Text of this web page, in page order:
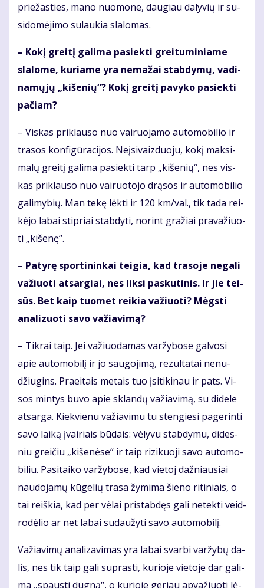
prie­žas­ties, ma­no nuo­mo­ne, dau­giau da­ly­vių ir su­
si­do­mė­ji­mo su­lau­kia sla­lo­mas.
– Ko­kį grei­tį ga­li­ma pa­siek­ti grei­tu­mi­nia­me
sla­lo­me, ku­ria­me yra ne­ma­žai stab­dy­mų, va­di­
na­mų­jų „ki­še­nių“? Ko­kį grei­tį pa­vy­ko pa­siek­ti
pa­čiam?
– Vis­kas pri­klau­so nuo vai­ruo­ja­mo au­to­mo­bi­lio ir
tra­sos kon­fi­gū­ra­ci­jos. Ne­įsi­vaiz­duo­ju, ko­kį mak­si­
ma­lų grei­tį ga­li­ma pa­siek­ti tarp „ki­še­nių“, nes vis­
kas pri­klau­so nuo vai­ruo­to­jo drą­sos ir au­to­mo­bi­lio
ga­li­my­bių. Man te­kę lėk­ti ir 120 km/val., tik ta­da rei­
kė­jo la­bai stip­riai stab­dy­ti, no­rint gra­žiai pra­va­žiuo­
ti „ki­še­nę“.
– Pa­ty­rę spor­ti­nin­kai tei­gia, kad tra­so­je ne­ga­li
va­žiuo­ti at­sar­giai, nes lik­si pas­ku­ti­nis. Ir jie tei­
sūs. Bet kaip tuo­met rei­kia va­žiuo­ti? Mėgs­ti
ana­li­zuo­ti sa­vo va­žia­vi­mą?
– Tik­rai taip. Jei va­žiuo­da­mas var­žy­bo­se gal­vo­si
apie au­to­mo­bi­lį ir jo sau­go­ji­mą, re­zul­ta­tai ne­nu­
džiu­gins. Pra­ei­tais me­tais tuo įsi­ti­ki­nau ir pats. Vi­
sos min­tys bu­vo apie sklan­dų va­žia­vi­mą, su di­de­le
at­sar­ga. Kiek­vie­nu va­žia­vi­mu tu sten­gie­si pa­ge­rin­ti
sa­vo lai­ką įvai­riais bū­dais: vė­ly­vu stab­dy­mu, di­des­
niu grei­čiu „ki­še­nė­se“ ir taip ri­zi­kuo­ji sa­vo au­to­mo­
bi­liu. Pa­si­tai­ko var­žy­bo­se, kad vie­toj daž­niau­siai
nau­do­ja­mų kū­ge­lių tra­sa žy­mi­ma šie­no ri­ti­niais, o
tai reiš­kia, kad per vė­lai pri­stab­dęs ga­li ne­tek­ti veid­
ro­dė­lio ar net la­bai su­dau­žy­ti sa­vo au­to­mo­bi­lį.
Va­žia­vi­mų ana­li­za­vi­mas yra la­bai svar­bi var­žy­bų da­
lis, nes tik taip ga­li su­pras­ti, ku­rio­je vie­to­je dar ga­li­
ma „spaus­ti dug­ną“, o ku­rio­je ge­riau ap­va­žiuo­ti lė­